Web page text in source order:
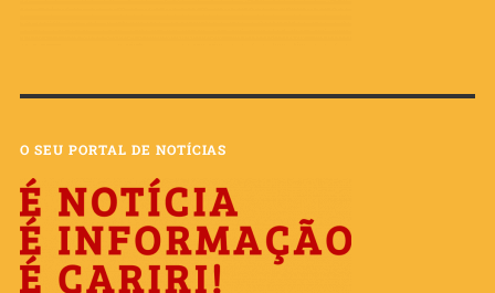
O SEU PORTAL DE NOTÍCIAS